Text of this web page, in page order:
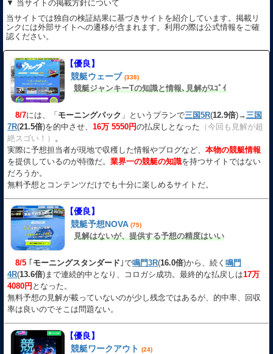
▼ 当サイトの掲載方針について
当サイトでは独自の検証結果に基づきサイトを紹介しています。掲載リ
ンクには外部サイトへの遷移が含まれます。利用の際は公式情報をご確
認ください。
【優良】
競艇ウェーブ (338)
競艇ジャンキーTの知識と情報､見解がｽｺﾞｲ
8/7には、「 モーニングパック 」というプランで三国5R(12.9倍)→ 三国
7R(21.5倍)を的中させ、 16万 5550円の払戻しとなった （今回も見解が超
絶スゴい！）
。
実際に予想担当者が現地で収穫した情報やブログなど、 本物の競艇情報
を提供しているのが特徴だ。 業界一の競艇の知識を持つサイトではない
だろうか。
無料予想とコンテンツだけでも十分に楽しめるサイトだ。
【優良】
競艇予想NOVA (75)
見解はないが、提供する予想の精度はいい
8/5 モーニングスタンダード ｣で鳴門3R(16.0倍)から、続く 鳴門
4R(13.6倍)まで連続的中となり、コロガシ成功。最終的な払戻しは17万
4080円 となった。
無料予想の見解が載っていないのが少し残念ではあるが、的中率、回収
率は良いのでそこは問題ない。
【優良】
競艇ワークアウト (24)